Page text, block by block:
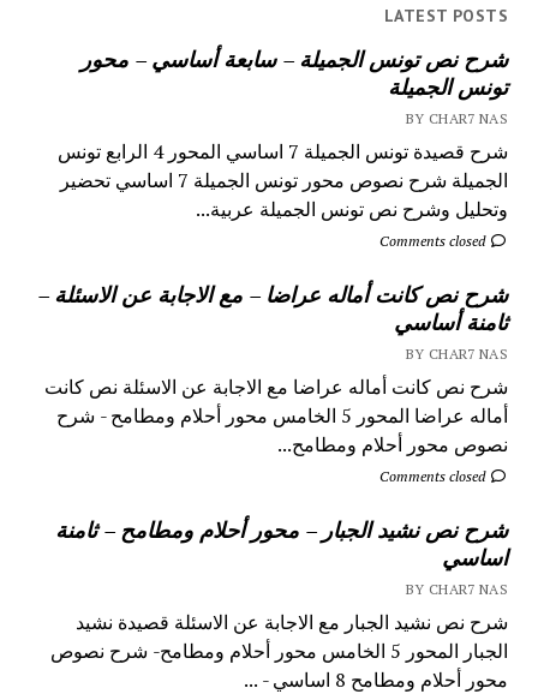
LATEST POSTS
شرح نص تونس الجميلة – سابعة أساسي – محور
تونس الجميلة
BY CHAR7 NAS
شرح قصيدة تونس الجميلة 7 اساسي المحور 4 الرابع تونس
الجميلة شرح نصوص محور تونس الجميلة 7 اساسي تحضير
وتحليل وشرح نص تونس الجميلة عربية...
Comments closed
شرح نص كانت أماله عراضا – مع الاجابة عن الاسئلة –
ثامنة أساسي
BY CHAR7 NAS
شرح نص كانت أماله عراضا مع الاجابة عن الاسئلة نص كانت
أماله عراضا المحور 5 الخامس محور أحلام ومطامح - شرح
نصوص محور أحلام ومطامح...
Comments closed
شرح نص نشيد الجبار – محور أحلام ومطامح – ثامنة
اساسي
BY CHAR7 NAS
شرح نص نشيد الجبار مع الاجابة عن الاسئلة قصيدة نشيد
الجبار المحور 5 الخامس محور أحلام ومطامح- شرح نصوص
محور أحلام ومطامح 8 اساسي - ...